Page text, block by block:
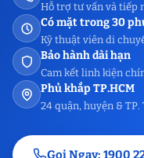
Hỗ trợ tư vấn và tiếp
Có mặt trong 30
Kỹ thuật viên di
Bảo hành dài hạn
Cam kết linh kiện
Phủ khắp TP.HCM
24 quận, huyện & TP.
Gọi Ngay: 1900